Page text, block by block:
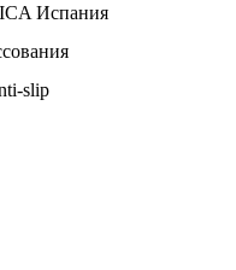
Испания
slip